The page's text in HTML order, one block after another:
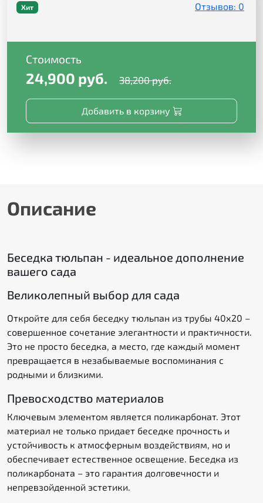
Хит Отзывов: 0
Стоимость
24,900 руб. 38,200 руб.
Добавить в корзину
Описание
Беседка тюльпан - идеальное дополнение
вашего сада
Великолепный выбор для сада
Откройте для себя беседку тюльпан из трубы 40х20 –
совершенное сочетание элегантности и практичности.
Это не просто беседка, а место, где каждый момент
превращается в незабываемые воспоминания с
родными и близкими.
Превосходство материалов
Ключевым элементом является поликарбонат. Этот
материал не только придает беседке прочность и
устойчивость к атмосферным воздействиям, но и
обеспечивает естественное освещение. Беседка из
поликарбоната – это гарантия долговечности и
непревзойденной эстетики.